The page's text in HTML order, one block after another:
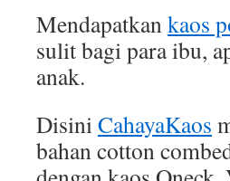
Mendapatkan kaos
sulit bagi para ibu,
anak.
Disini CahayaKaos
bahan cotton